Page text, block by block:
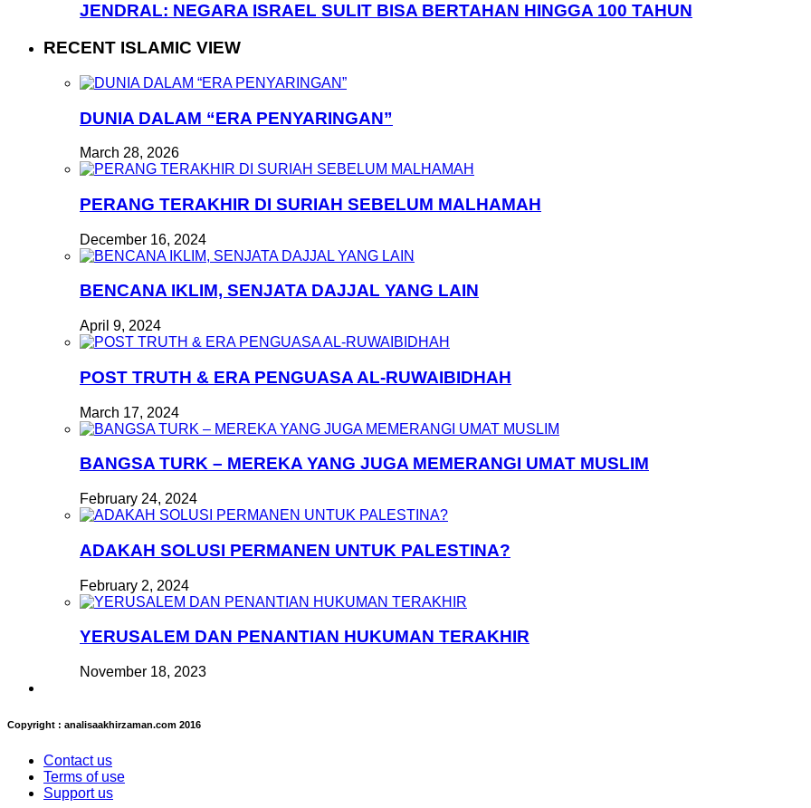
JENDRAL: NEGARA ISRAEL SULIT BISA BERTAHAN HINGGA 100 TAHUN
RECENT ISLAMIC VIEW
DUNIA DALAM “ERA PENYARINGAN”
March 28, 2026
PERANG TERAKHIR DI SURIAH SEBELUM MALHAMAH
December 16, 2024
BENCANA IKLIM, SENJATA DAJJAL YANG LAIN
April 9, 2024
POST TRUTH & ERA PENGUASA AL-RUWAIBIDHAH
March 17, 2024
BANGSA TURK – MEREKA YANG JUGA MEMERANGI UMAT MUSLIM
February 24, 2024
ADAKAH SOLUSI PERMANEN UNTUK PALESTINA?
February 2, 2024
YERUSALEM DAN PENANTIAN HUKUMAN TERAKHIR
November 18, 2023
Copyright : analisaakhirzaman.com 2016
Contact us
Terms of use
Support us